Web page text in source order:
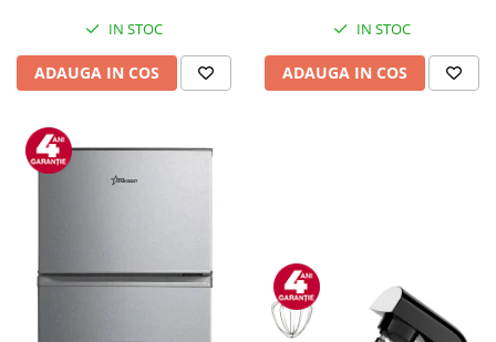
IN STOC
ADAUGA IN COS
IN STOC
ADAUGA IN COS